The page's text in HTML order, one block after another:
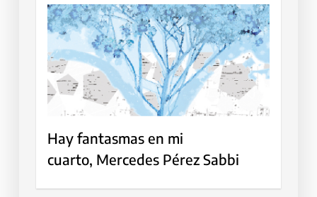
Hay fantasmas en mi
cuarto, Mercedes Pérez Sabbi